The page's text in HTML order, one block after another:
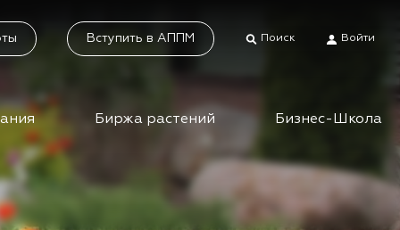
Вступить в АППМ Поиск Войти
Биржа растений Бизнес-Школа
растений
Каталог растений
Система добровольной